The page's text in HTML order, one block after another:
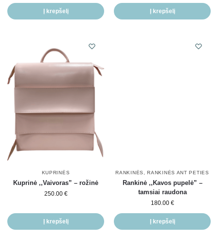
Į krepšelį Į krepšelį
KUPRINĖS
Kuprinė ,,Vaivoras” – rožinė
250.00 €
Į krepšelį
RANKINĖS ,RANKINĖS ANT PETIES
Rankinė ,,Kavos pupelė” –
tamsiai raudona
180.00 €
Į krepšelį